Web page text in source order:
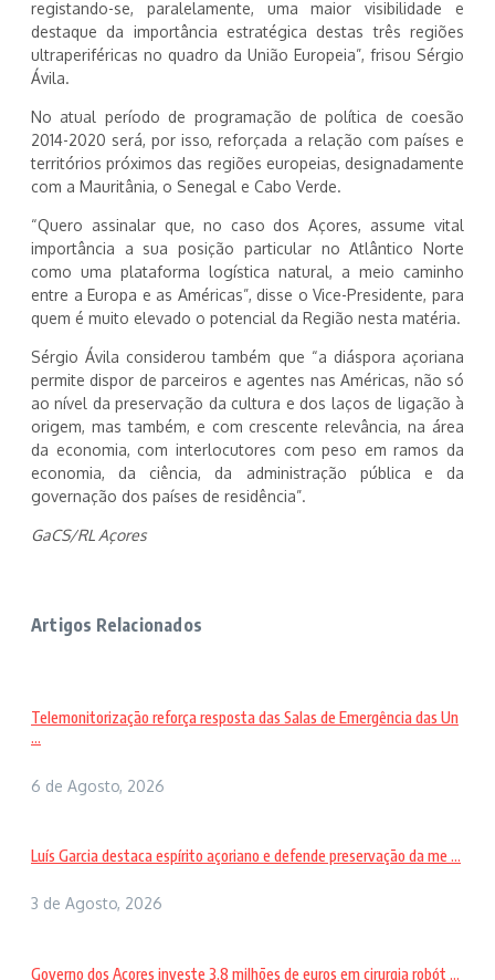
registando-se, paralelamente, uma maior visibilidade e
destaque da importância estratégica destas três regiões
ultraperiféricas no quadro da União Europeia”, frisou Sérgio
Ávila.
No atual período de programação de política de coesão
2014-2020 será, por isso, reforçada a relação com países e
territórios próximos das regiões europeias, designadamente
com a Mauritânia, o Senegal e Cabo Verde.
“Quero assinalar que, no caso dos Açores, assume vital
importância a sua posição particular no Atlântico Norte
como uma plataforma logística natural, a meio caminho
entre a Europa e as Américas”, disse o Vice-Presidente, para
quem é muito elevado o potencial da Região nesta matéria.
Sérgio Ávila considerou também que “a diáspora açoriana
permite dispor de parceiros e agentes nas Américas, não só
ao nível da preservação da cultura e dos laços de ligação à
origem, mas também, e com crescente relevância, na área
da economia, com interlocutores com peso em ramos da
economia, da ciência, da administração pública e da
governação dos países de residência”.
GaCS/RL Açores
Artigos Relacionados
Telemonitorização reforça resposta das Salas de Emergência das Un
...
6 de Agosto, 2026
Luís Garcia destaca espírito açoriano e defende preservação da me ...
3 de Agosto, 2026
Governo dos Açores investe 3,8 milhões de euros em cirurgia robót ...